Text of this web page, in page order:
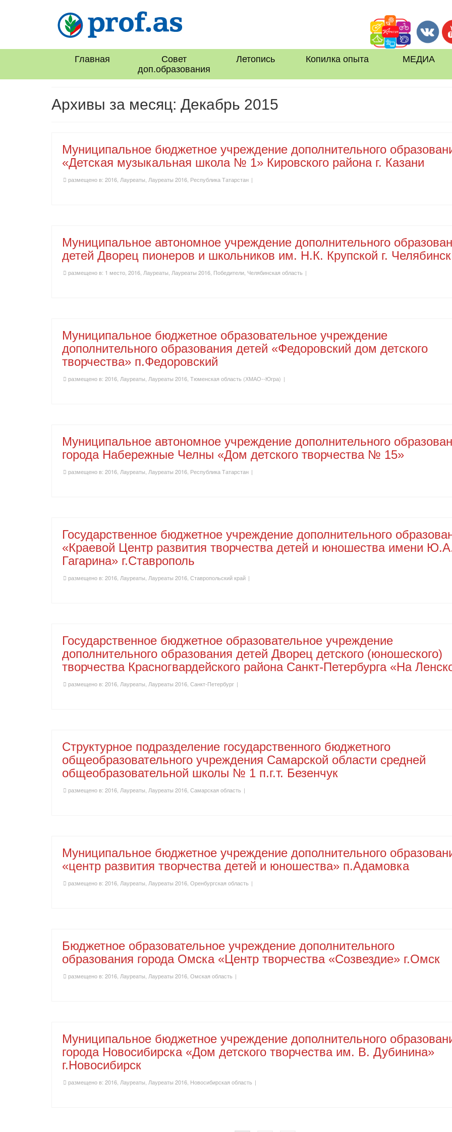
Главная
Совет
доп.образования
Летопись Копилка опыта МЕДИА
Архивы за месяц: Декабрь 2015
Муниципальное бюджетное учреждение дополнительного
«Детская музыкальная школа № 1» Кировского района г. Казани
размещено в: 2016, Лауреаты, Лауреаты 2016, Республика Татарстан |
Муниципальное автономное учреждение дополнительного
детей Дворец пионеров и школьников им. Н.К. Крупской г. Челябинск
размещено в: 1 место, 2016, Лауреаты, Лауреаты 2016, Победители, Челябинская область |
Муниципальное бюджетное образовательное учреждение
дополнительного образования детей «Федоровский дом детского
творчества» п.Федоровский
размещено в: 2016, Лауреаты, Лауреаты 2016, Тюменская область (ХМАО--Югра) |
Муниципальное автономное учреждение дополнительного
города Набережные Челны «Дом детского творчества № 15»
размещено в: 2016, Лауреаты, Лауреаты 2016, Республика Татарстан |
Государственное бюджетное учреждение дополнительного
«Краевой Центр развития творчества детей и юношества имени
Гагарина» г.Ставрополь
размещено в: 2016, Лауреаты, Лауреаты 2016, Ставропольский край |
Государственное бюджетное образовательное учреждение
дополнительного образования детей Дворец детского (юношеского)
творчества Красногвардейского района Санкт-Петербурга «На
размещено в: 2016, Лауреаты, Лауреаты 2016, Санкт-Петербург |
Структурное подразделение государственного бюджетного
общеобразовательного учреждения Самарской области средней
общеобразовательной школы № 1 п.г.т. Безенчук
размещено в: 2016, Лауреаты, Лауреаты 2016, Самарская область |
Муниципальное бюджетное учреждение дополнительного
«центр развития творчества детей и юношества» п.Адамовка
размещено в: 2016, Лауреаты, Лауреаты 2016, Оренбургская область |
Бюджетное образовательное учреждение дополнительного
образования города Омска «Центр творчества «Созвездие» г.Омск
размещено в: 2016, Лауреаты, Лауреаты 2016, Омская область |
Муниципальное бюджетное учреждение дополнительного
города Новосибирска «Дом детского творчества им. В. Дубинина»
г.Новосибирск
размещено в: 2016, Лауреаты, Лауреаты 2016, Новосибирская область |